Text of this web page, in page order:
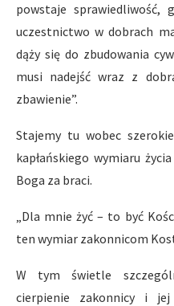
powstaje
uczestnictwo w dobrach
dąży się do zbudowania
musi nadejść wraz z
zbawienie”.
Stajemy tu wobec
kapłańskiego wymiaru
Boga za braci.
„Dla mnie żyć – to być
ten wymiar zakonnicom
W tym świetle
cierpienie zakonnicy i